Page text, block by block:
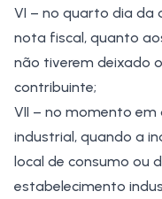
VI – no quarto dia da
nota fiscal, quanto
não tiverem deixado
contribuinte;
VII – no momento
industrial, quando a
local de consumo ou
estabelecimento